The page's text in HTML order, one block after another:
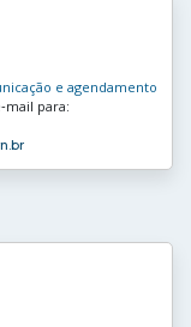
e agendamento
para: